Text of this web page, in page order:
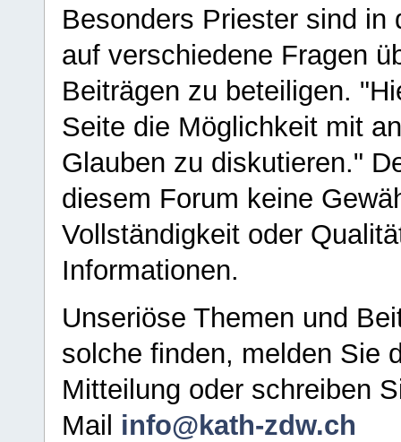
Besonders Priester sind in
auf verschiedene Fragen
Beiträgen zu beteiligen.
Seite die Möglichkeit mit
Glauben zu diskutieren."
diesem Forum keine
Vollständigkeit oder
Informationen.
Unseriöse Themen und
solche finden, melden Sie
Mitteilung oder schreiben
Mail info@kath-zdw.ch